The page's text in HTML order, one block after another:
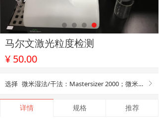
马尔文激光粒度检测
¥ 50.00
ꁕ
选择 微米湿法/干法：Mastersizer 2000；微米湿法/干法：Mastersizer 3000；纳米湿法：马尔文 ZS90
详情 规格 推荐